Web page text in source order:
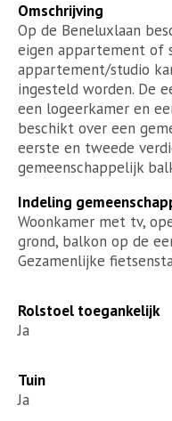
Omschrijving
Op de Beneluxlaan
eigen appartement of
appartement/studio
ingesteld worden. De
een logeerkamer en
beschikt over een
eerste en tweede
gemeenschappelijk
Indeling
Woonkamer met tv,
grond, balkon op de
Gezamenlijke
Rolstoel toegankelijk
Ja
Tuin
Ja